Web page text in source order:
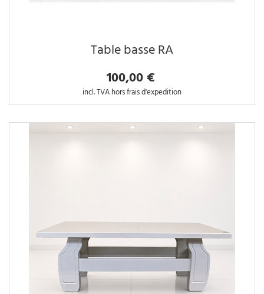
Table basse RA
100,00 €
incl. TVA hors frais d'expedition